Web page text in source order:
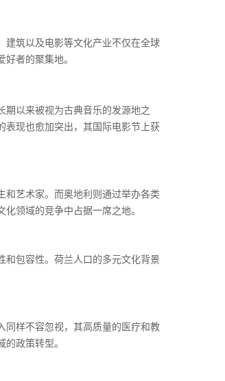
建筑以及电影等文化产业不仅在全球
者的聚集地。
以来被视为古典音乐的发源地之
表现也愈加突出，其国际电影节上获
和艺术家。而奥地利则通过举办各类
领域的竞争中占据一席之地。
和包容性。荷兰人口的多元文化背景
同样不容忽视，其高质量的医疗和教
政策转型。